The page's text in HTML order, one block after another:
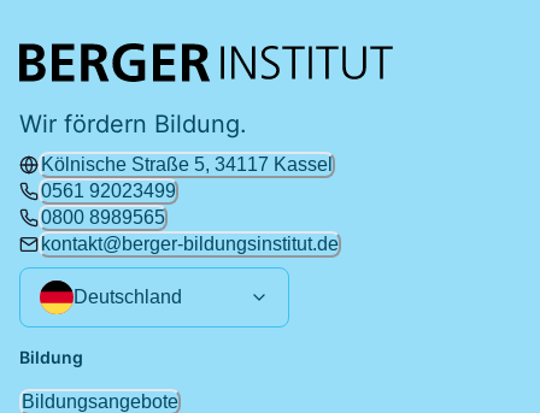
Wir fördern Bildung.
Kölnische Straße 5, 34117 Kassel
0561 92023499
0800 8989565
kontakt@berger-bildungsinstitut.de
Deutschland
Bildung
Bildungsangebote